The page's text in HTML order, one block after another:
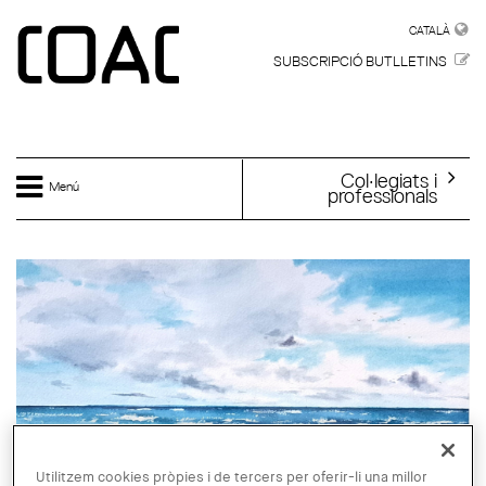
CATALÀ
SUBSCRIPCIÓ BUTLLETINS
Menú Col·legiats i
professionals
Utilitzem cookies pròpies i de tercers per oferir-li una millor